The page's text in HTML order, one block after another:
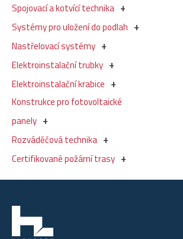
Spojovací a kotvící technika
Systémy pro uložení do podlah
Nastřelovací systémy
Elektroinstalační trubky
Elektroinstalační krabice
Konstrukce pro fotovoltaické
panely
Rozváděčová technika
Certifikované požární trasy